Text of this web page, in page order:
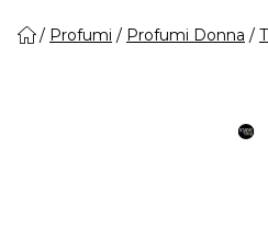
Profumi Profumi Donna